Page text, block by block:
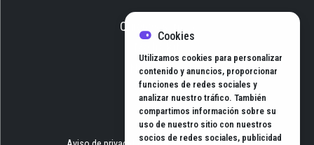
Quiénes somos
Newsletter
Contacto
Cookies
Utilizamos cookies para personalizar
contenido y anuncios, proporcionar
funciones de redes sociales y
analizar nuestro tráfico. También
compartimos información sobre su
uso de nuestro sitio con nuestros
socios de redes sociales, publicidad